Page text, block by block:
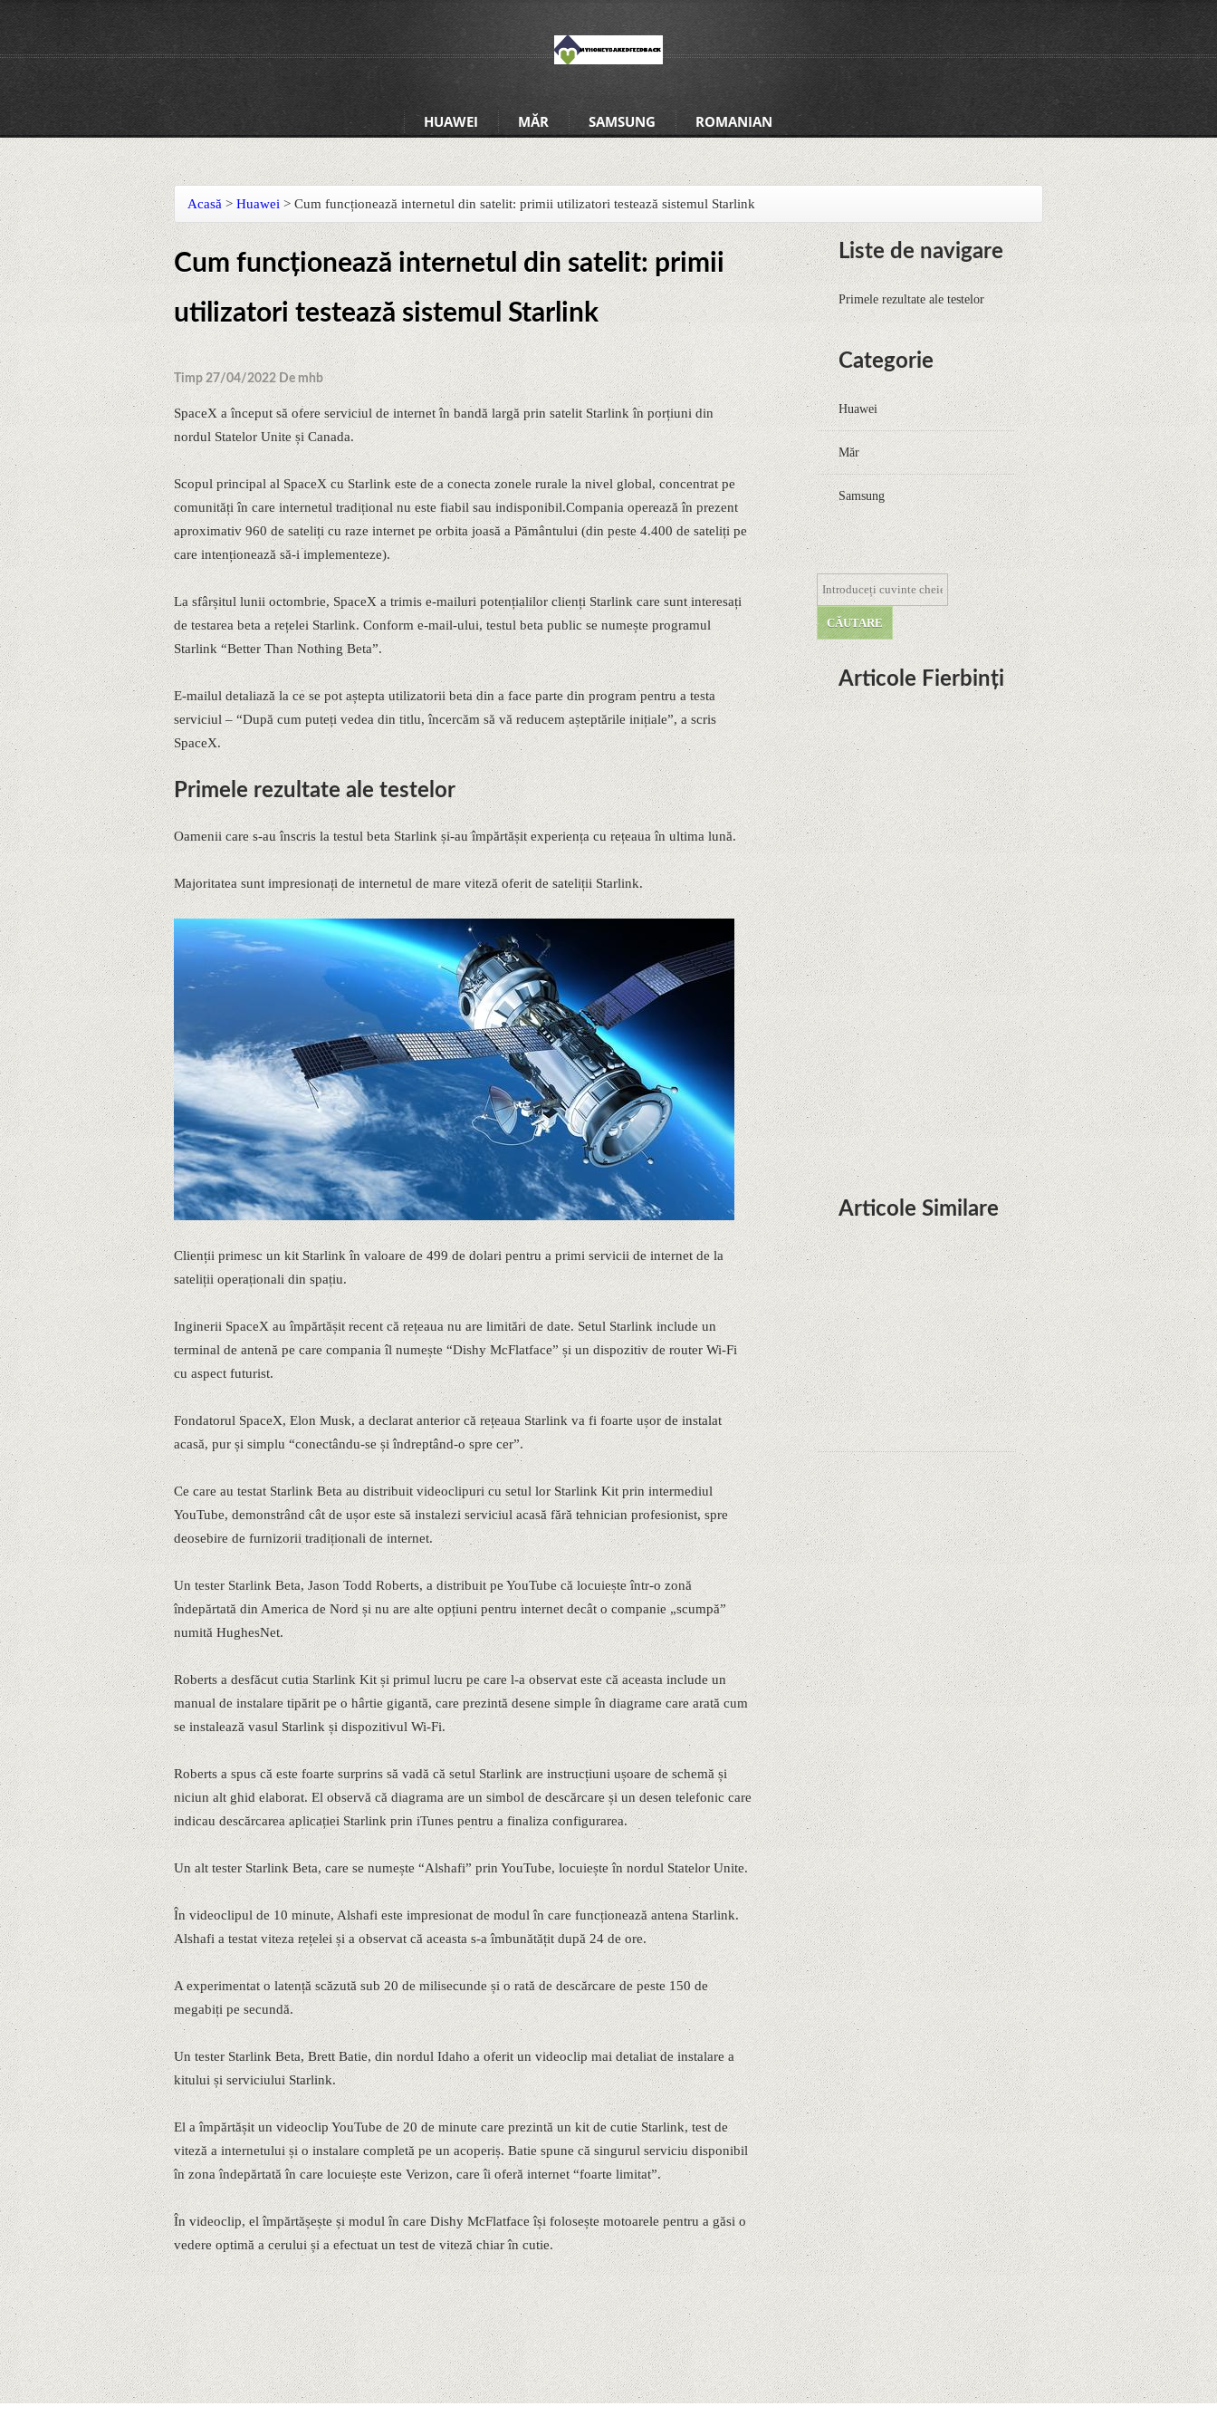
HUAWEI MĂR SAMSUNG ROMANIAN
Acasă > Huawei > Cum funcționează internetul din satelit: primii utilizatori testează sistemul Starlink
Cum funcționează internetul din satelit: primii
utilizatori testează sistemul Starlink
Timp 27/04/2022 De mhb
SpaceX a început să ofere serviciul de internet în bandă largă prin satelit Starlink în porțiuni din
nordul Statelor Unite și Canada.
Scopul principal al SpaceX cu Starlink este de a conecta zonele rurale la nivel global, concentrat pe
comunități în care internetul tradițional nu este fiabil sau indisponibil.Compania operează în prezent
aproximativ 960 de sateliți cu raze internet pe orbita joasă a Pământului (din peste 4.400 de sateliți pe
care intenționează să-i implementeze).
La sfârșitul lunii octombrie, SpaceX a trimis e-mailuri potențialilor clienți Starlink care sunt interesați
de testarea beta a rețelei Starlink. Conform e-mail-ului, testul beta public se numește programul
Starlink “Better Than Nothing Beta”.
E-mailul detaliază la ce se pot aștepta utilizatorii beta din a face parte din program pentru a testa
serviciul – “După cum puteți vedea din titlu, încercăm să vă reducem așteptările inițiale”, a scris
SpaceX.
Primele rezultate ale testelor
Oamenii care s-au înscris la testul beta Starlink și-au împărtășit experiența cu rețeaua în ultima lună.
Majoritatea sunt impresionați de internetul de mare viteză oferit de sateliții Starlink.
Clienții primesc un kit Starlink în valoare de 499 de dolari pentru a primi servicii de internet de la
sateliții operaționali din spațiu.
Inginerii SpaceX au împărtășit recent că rețeaua nu are limitări de date. Setul Starlink include un
terminal de antenă pe care compania îl numește “Dishy McFlatface” și un dispozitiv de router Wi-Fi
cu aspect futurist.
Fondatorul SpaceX, Elon Musk, a declarat anterior că rețeaua Starlink va fi foarte ușor de instalat
acasă, pur și simplu “conectându-se și îndreptând-o spre cer”.
Ce care au testat Starlink Beta au distribuit videoclipuri cu setul lor Starlink Kit prin intermediul
YouTube, demonstrând cât de ușor este să instalezi serviciul acasă fără tehnician profesionist, spre
deosebire de furnizorii tradiționali de internet.
Un tester Starlink Beta, Jason Todd Roberts, a distribuit pe YouTube că locuiește într-o zonă
îndepărtată din America de Nord și nu are alte opțiuni pentru internet decât o companie „scumpă”
numită HughesNet.
Roberts a desfăcut cutia Starlink Kit și primul lucru pe care l-a observat este că aceasta include un
manual de instalare tipărit pe o hârtie gigantă, care prezintă desene simple în diagrame care arată cum
se instalează vasul Starlink și dispozitivul Wi-Fi.
Roberts a spus că este foarte surprins să vadă că setul Starlink are instrucțiuni ușoare de schemă și
niciun alt ghid elaborat. El observă că diagrama are un simbol de descărcare și un desen telefonic care
indicau descărcarea aplicației Starlink prin iTunes pentru a finaliza configurarea.
Un alt tester Starlink Beta, care se numește “Alshafi” prin YouTube, locuiește în nordul Statelor Unite.
În videoclipul de 10 minute, Alshafi este impresionat de modul în care funcționează antena Starlink.
Alshafi a testat viteza rețelei și a observat că aceasta s-a îmbunătățit după 24 de ore.
A experimentat o latență scăzută sub 20 de milisecunde și o rată de descărcare de peste 150 de
megabiți pe secundă.
Un tester Starlink Beta, Brett Batie, din nordul Idaho a oferit un videoclip mai detaliat de instalare a
kitului și serviciului Starlink.
El a împărtășit un videoclip YouTube de 20 de minute care prezintă un kit de cutie Starlink, test de
viteză a internetului și o instalare completă pe un acoperiș. Batie spune că singurul serviciu disponibil
în zona îndepărtată în care locuiește este Verizon, care îi oferă internet “foarte limitat”.
În videoclip, el împărtășește și modul în care Dishy McFlatface își folosește motoarele pentru a găsi o
vedere optimă a cerului și a efectuat un test de viteză chiar în cutie.
Liste de navigare
Primele rezultate ale testelor
Categorie
Huawei
Măr
Samsung
Articole Fierbinți
Dota Anime venind la Netflix în
această lună de la Legenda Korra
Studio Mir
Curtea Supremă reglementează în
favoarea Google în Oracle Java
Fight
Zvon: aplicațiile Google nu se mai
pot instala pe terminalele Huawei
cu procesoare Kirin
Huawei P50 primeşte o posibilă
dată de lansare şi e mai curând
decât credeam; Are cameră
telephoto cu zoom optic variabil
Articole Similare